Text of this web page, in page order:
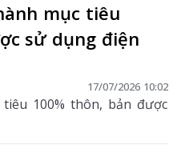
mục tiêu
sử dụng điện
17/07/2026 10:02
100% thôn, bản được